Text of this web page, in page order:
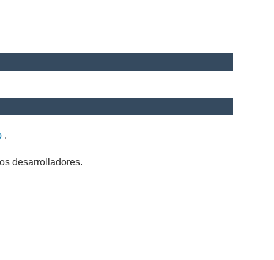
.
desarrolladores.